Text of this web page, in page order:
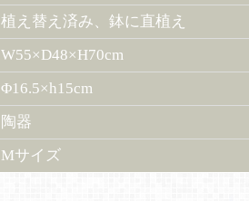
植え替え済み、鉢に直植え
W55×D48×H70cm
Φ16.5×h15cm
陶器
Mサイズ